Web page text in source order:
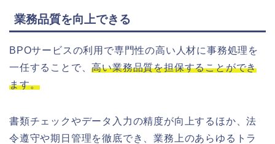
業務品質を向上できる
BPOサービスの利用で専門性の高い人材に事務処理を
一任することで、高い業務品質を担保することができ
ます。
書類チェックやデータ入力の精度が向上するほか、法
令遵守や期日管理を徹底でき、業務上のあらゆるトラ